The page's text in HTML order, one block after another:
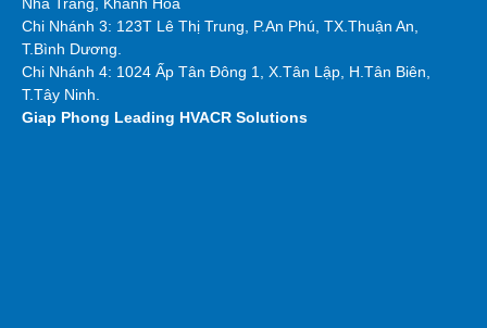
Nha Trang, Khánh Hòa
Chi Nhánh 3: 123T Lê Thị Trung, P.An Phú, TX.Thuận An,
T.Bình Dương.
Chi Nhánh 4: 1024 Ấp Tân Đông 1, X.Tân Lập, H.Tân Biên,
T.Tây Ninh.
Giap Phong Leading HVACR Solutions